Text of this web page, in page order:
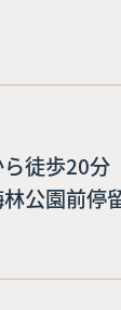
徒歩20分
公園前停